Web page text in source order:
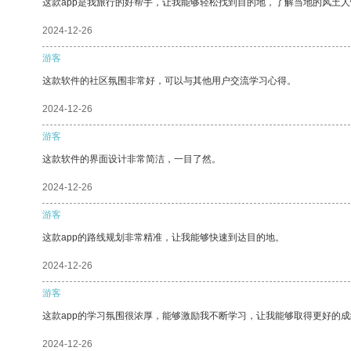
这款app是我旅行的好帮手，让我能够轻松找到目的地，了解当地的风土人
2024-12-26
游客
这款软件的社区氛围非常好，可以与其他用户交流学习心得。
2024-12-26
游客
这款软件的界面设计非常简洁，一目了然。
2024-12-26
游客
这款app的路线规划非常精准，让我能够快速到达目的地。
2024-12-26
游客
这款app的学习氛围很浓厚，能够激励我不断学习，让我能够取得更好的成
2024-12-26